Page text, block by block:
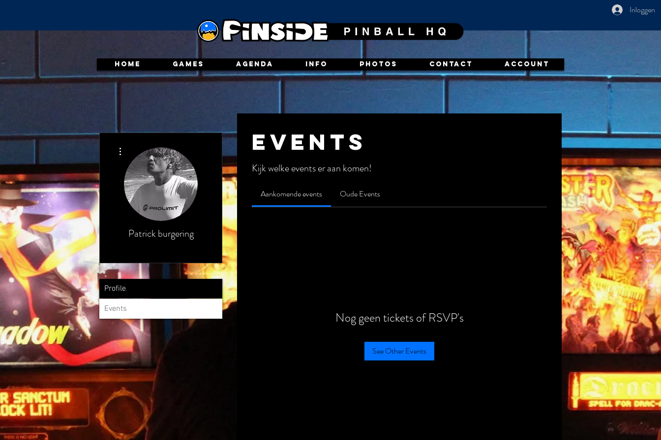
Inloggen
HOME GAMES AGENDA INFO PHOTOS CONTACT ACCOUNT
Events
Kijk welke events er aan komen!
Aankomende events Oude Events
Nog geen tickets of RSVP's
See Other Events
Patrick burgering
Profile
Events